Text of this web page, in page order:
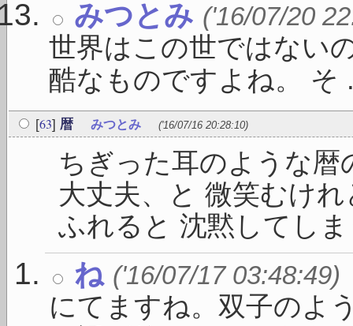
みつとみ ('16/07/20
世界はこの世ではない
酷なものですよね。 そ
[63] 暦 みつとみ ('16/07/16 20:28:10)
ちぎった耳のような
大丈夫、と 微笑むけ
ふれると 沈黙してし
ね ('16/07/17 03:48:49)
にてますね。双子のよ